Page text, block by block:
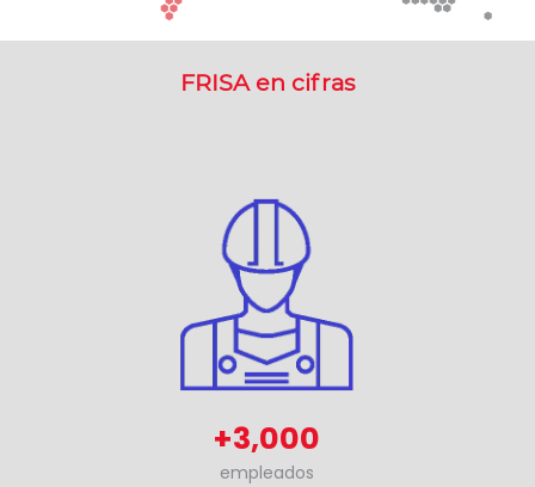
FRISA en cifras
+3,000
empleados